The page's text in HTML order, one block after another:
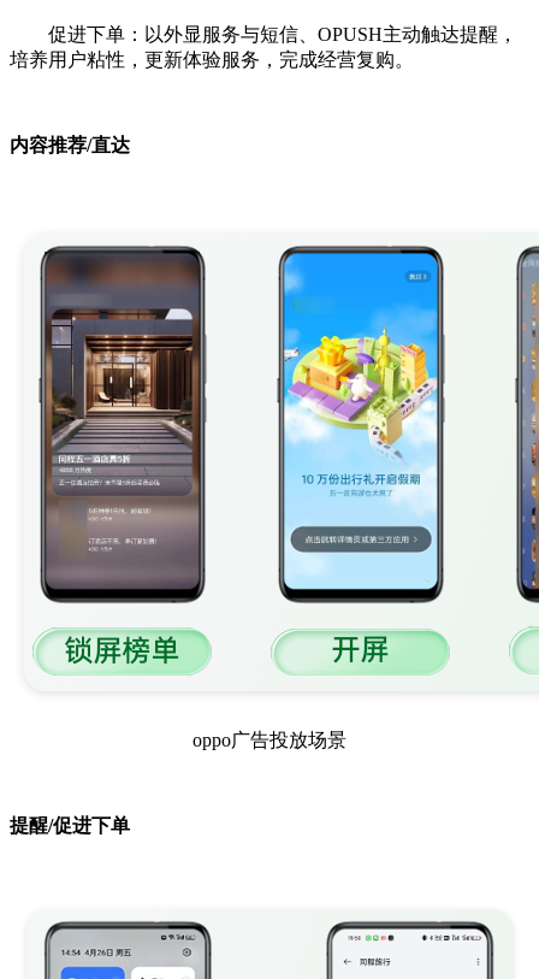
促进下单：以外显服务与短信、OPUSH主动触达提醒，
培养用户粘性，更新体验服务，完成经营复购。
内容推荐/直达
oppo广告投放场景
提醒/促进下单